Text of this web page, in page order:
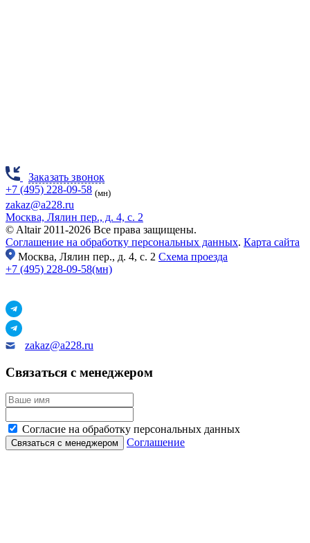
Заказать звонок
+7 (495) 228-09-58 (мн)
zakaz@a228.ru
Москва, Лялин пер., д. 4, с. 2
© Altair 2011-2026 Все права защищены.
Соглашение на обработку персональных данных. Карта сайта
Москва, Лялин пер., д. 4, с. 2 Схема проезда
+7 (495) 228-09-58(мн)
zakaz@a228.ru
Связаться с менеджером
Согласие на обработку персональных данных
Соглашение